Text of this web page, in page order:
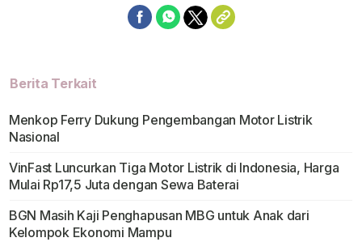
Berita Terkait
Menkop Ferry Dukung Pengembangan Motor Listrik
Nasional
VinFast Luncurkan Tiga Motor Listrik di Indonesia, Harga
Mulai Rp17,5 Juta dengan Sewa Baterai
BGN Masih Kaji Penghapusan MBG untuk Anak dari
Kelompok Ekonomi Mampu